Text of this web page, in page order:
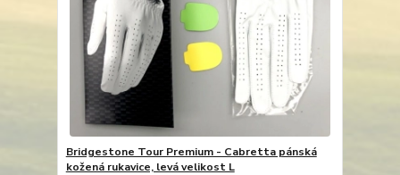
Bridgestone Tour Premium - Cabretta pánská
kožená rukavice, levá velikost L